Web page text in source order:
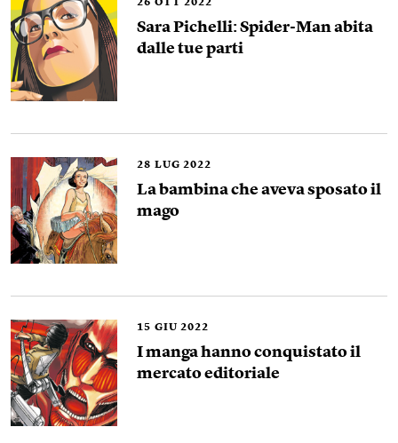
26 OTT 2022
Sara Pichelli: Spider-Man abita
dalle tue parti
28 LUG 2022
La bambina che aveva sposato il
mago
15 GIU 2022
I manga hanno conquistato il
mercato editoriale